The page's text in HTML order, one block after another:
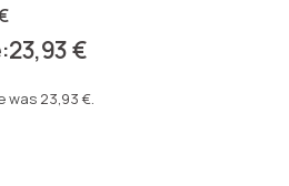
23,93€
was 23,93 €.